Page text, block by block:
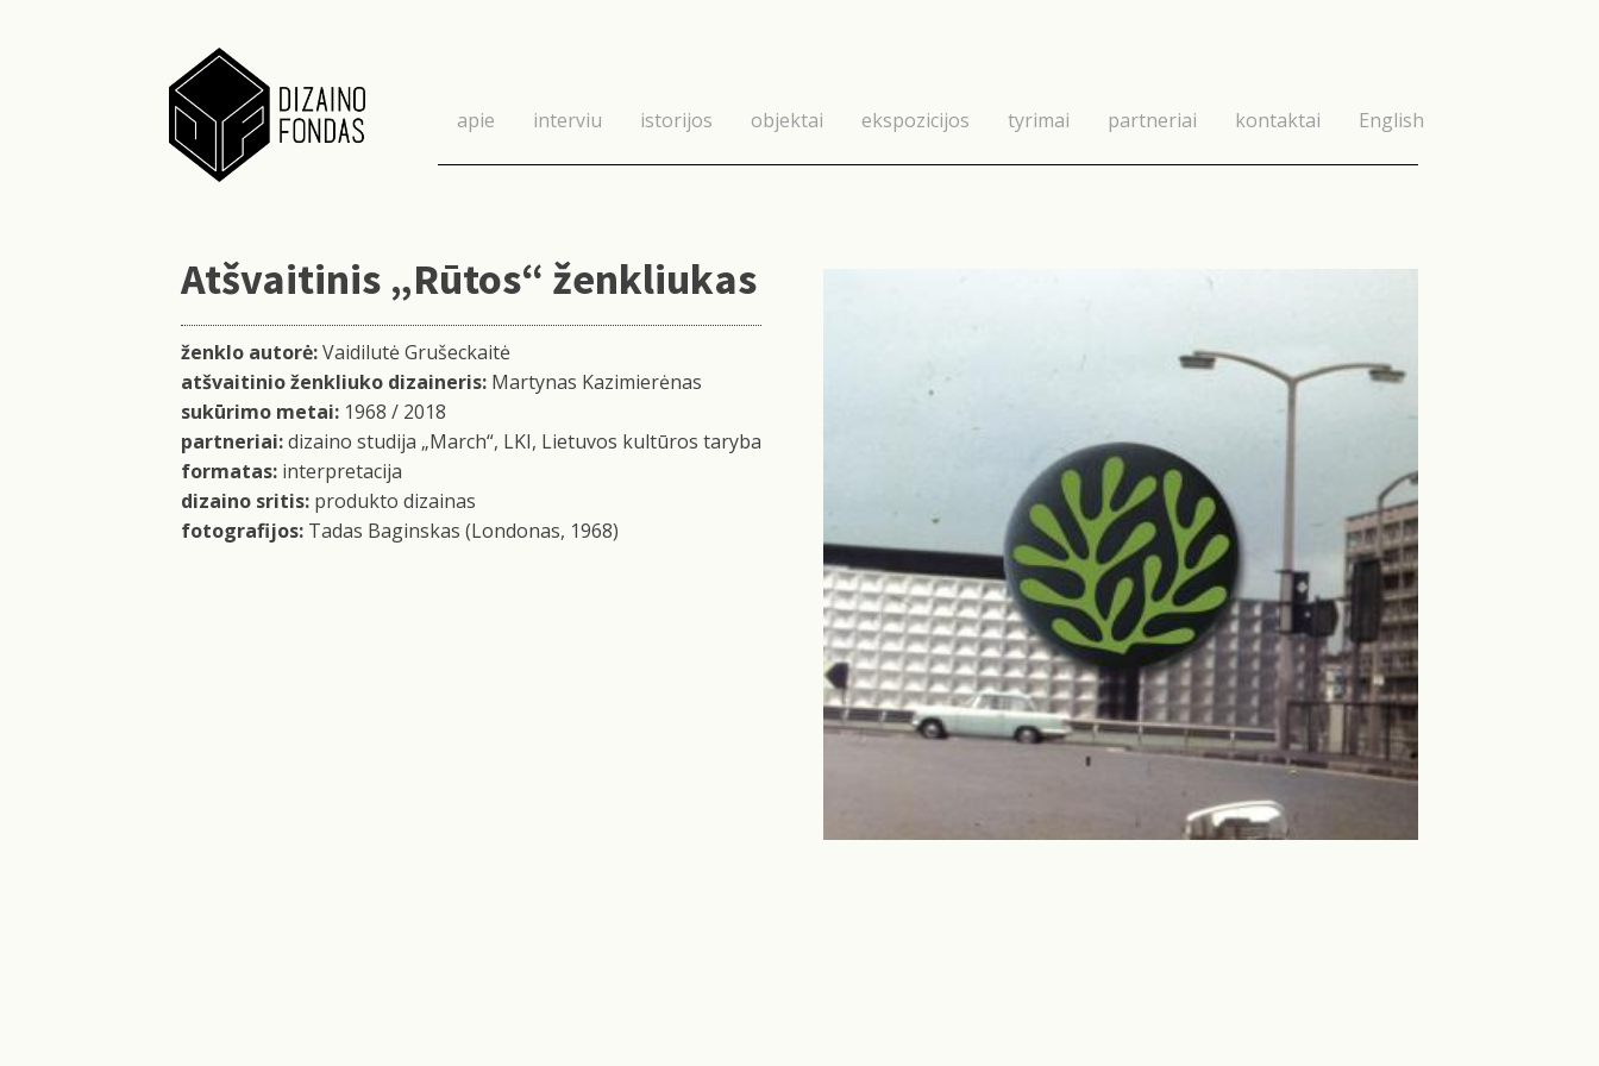
apie interviu istorijos objektai ekspozicijos tyrimai partneriai kontaktai English
Atšvaitinis „Rūtos“ ženkliukas
ženklo autorė:Vaidilutė Grušeckaitė
atšvaitinio ženkliuko dizaineris: Martynas Kazimierėnas
sukūrimo metai: 1968 / 2018
partneriаi:dizaino studija „Маrch“, LKI, Lietuvos kultūros taryba
formatas: interpretacija
dizaino sritis: produkto dizainas
fotografijos: Tadas Baginskas (Londonas, 1968)